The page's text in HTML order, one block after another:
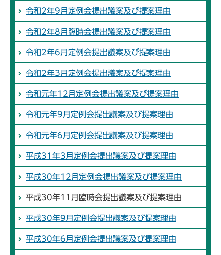
令和2年9月定例会提出議案及び提案理由
令和2年8月臨時会提出議案及び提案理由
令和2年6月定例会提出議案及び提案理由
令和2年3月定例会提出議案及び提案理由
令和元年12月定例会提出議案及び提案理由
令和元年9月定例会提出議案及び提案理由
令和元年6月定例会提出議案及び提案理由
平成31年3月定例会提出議案及び提案理由
平成30年12月定例会提出議案及び提案理由
平成30年11月臨時会提出議案及び提案理由
平成30年9月定例会提出議案及び提案理由
平成30年6月定例会提出議案及び提案理由